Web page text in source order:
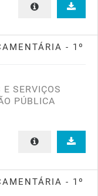
- 1º
SERVIÇOS
PÚBLICA
- 1º